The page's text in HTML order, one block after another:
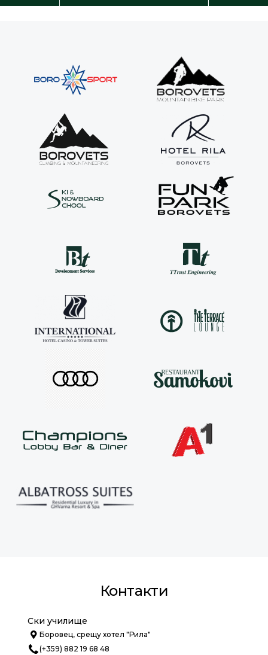
Контакти
Ски училище
Боровец, срещу хотел "Рила"
(+359) 882 19 68 48